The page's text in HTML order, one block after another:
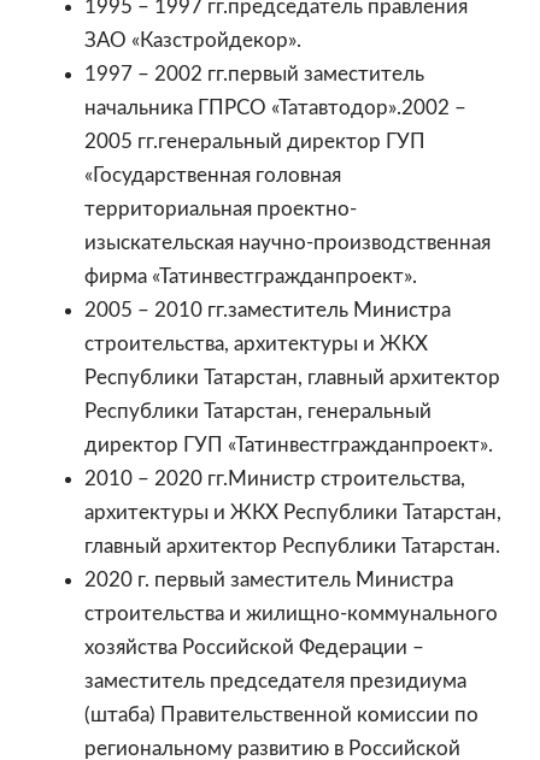
1995 – 1997 гг.председатель правления
ЗАО «Казстройдекор».
1997 – 2002 гг.первый заместитель
начальника ГПРСО «Татавтодор».2002 –
2005 гг.генеральный директор ГУП
«Государственная головная
территориальная проектно-
изыскательская научно-производственная
фирма «Татинвестгражданпроект».
2005 – 2010 гг.заместитель Министра
строительства, архитектуры и ЖКХ
Республики Татарстан, главный архитектор
Республики Татарстан, генеральный
директор ГУП «Татинвестгражданпроект».
2010 – 2020 гг.Министр строительства,
архитектуры и ЖКХ Республики Татарстан,
главный архитектор Республики Татарстан.
2020 г. первый заместитель Министра
строительства и жилищно-коммунального
хозяйства Российской Федерации –
заместитель председателя президиума
(штаба) Правительственной комиссии по
региональному развитию в Российской